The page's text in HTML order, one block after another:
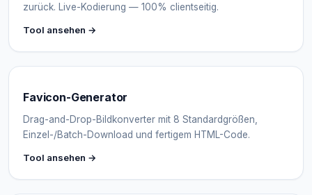
zurück. Live-Kodierung — 100% clientseitig.
Tool ansehen →
Favicon-Generator
Drag-and-Drop-Bildkonverter mit 8 Standardgrößen,
Einzel-/Batch-Download und fertigem HTML-Code.
Tool ansehen →